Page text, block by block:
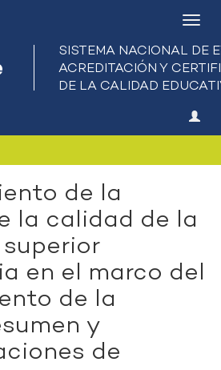
de la
la calidad de la
en el marco del
de la
y
de